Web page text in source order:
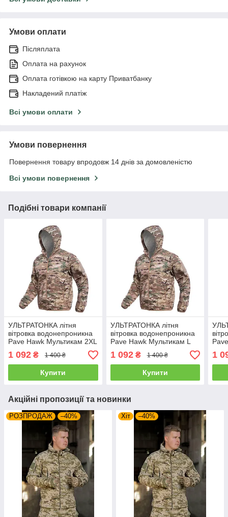
Умови оплати
Післяплата
Оплата на рахунок
Оплата готівкою на карту Приватбанку
Накладений платіж
Всі умови оплати
Умови повернення
Повернення товару впродовж 14 днів за домовленістю
Всі умови повернення
Подібні товари компанії
УЛЬТРАТОНКА літня
вітровка водонепроникна
Pave Hawk Мультикам 2XL
52-54
1 092 ₴ 1 400 ₴
Купити
УЛЬТРАТОНКА літня
вітровка водонепроникна
Pave Hawk Мультикам L
48-50
1 092₴ 1 400 ₴
Купити
46-
1
Акційні пропозиції та новинки
РОЗПРОДАЖ –40% Хіт –40%